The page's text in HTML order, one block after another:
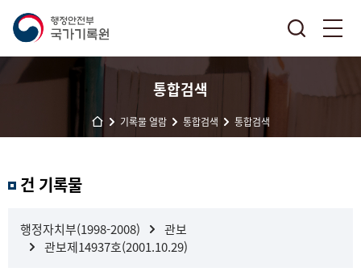
통합검색
기록물 열람 통합검색 통합검색
과 건 기록물
행정자치부(1998-2008)
관보
관보제14937호(2001.10.29)